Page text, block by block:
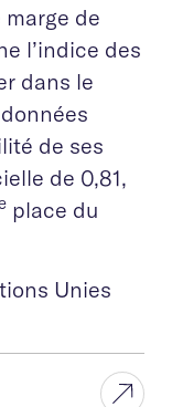
de
l’indice des
dans le
de ses
de 0,81,
place du
Unies